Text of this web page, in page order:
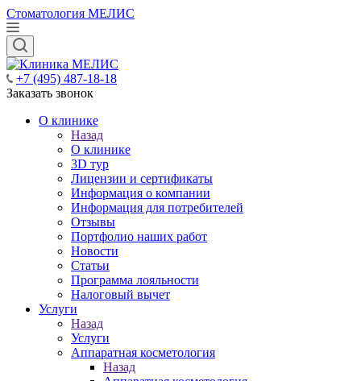
Стоматология МЕЛИС
+7 (495) 487-18-18
Заказать звонок
О клинике
Назад
О клинике
3D тур
Лицензии и сертификаты
Информация о компании
Информация для потребителей
Отзывы
Портфолио наших работ
Новости
Статьи
Программа лояльности
Налоговый вычет
Услуги
Назад
Услуги
Аппаратная косметология
Назад